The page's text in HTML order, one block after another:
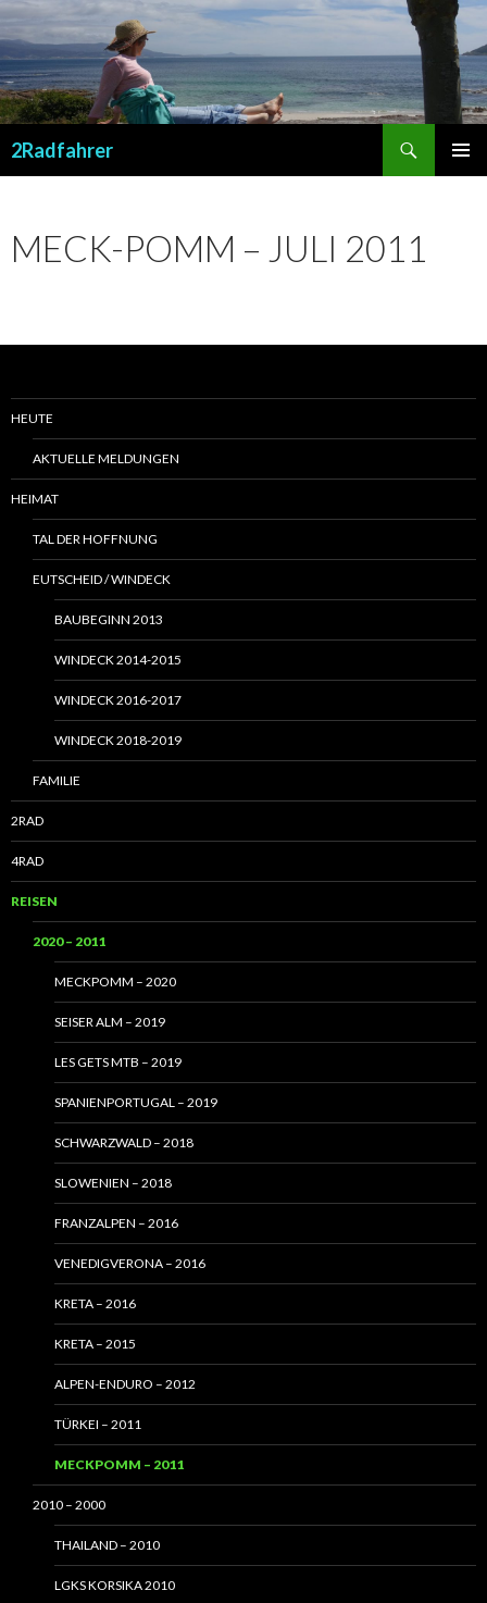
2Radfahrer
MECK-POMM – JULI 2011
HEUTE
AKTUELLE MELDUNGEN
HEIMAT
TAL DER HOFFNUNG
EUTSCHEID / WINDECK
BAUBEGINN 2013
WINDECK 2014-2015
WINDECK 2016-2017
WINDECK 2018-2019
FAMILIE
2RAD
4RAD
REISEN
2020 – 2011
MECKPOMM – 2020
SEISER ALM – 2019
LES GETS MTB – 2019
SPANIENPORTUGAL – 2019
SCHWARZWALD – 2018
SLOWENIEN – 2018
FRANZALPEN – 2016
VENEDIGVERONA – 2016
KRETA – 2016
KRETA – 2015
ALPEN-ENDURO – 2012
TÜRKEI – 2011
MECKPOMM – 2011
2010 – 2000
THAILAND – 2010
LGKS KORSIKA 2010